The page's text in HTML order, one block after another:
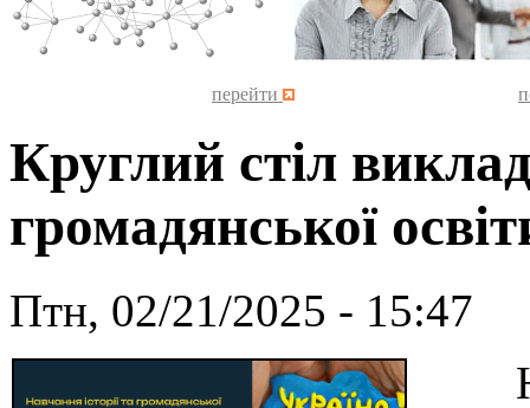
перейти
Круглий стіл
громадянської
Птн, 02/21/2025 - 15:47
На